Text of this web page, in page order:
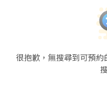
我們致力於
旨是始終更
很抱歉，無搜尋到可預